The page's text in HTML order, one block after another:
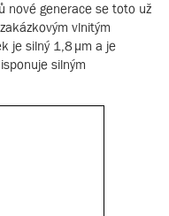
nové generace se toto už
vlnitým
je silný 1,8 µm a je
silným